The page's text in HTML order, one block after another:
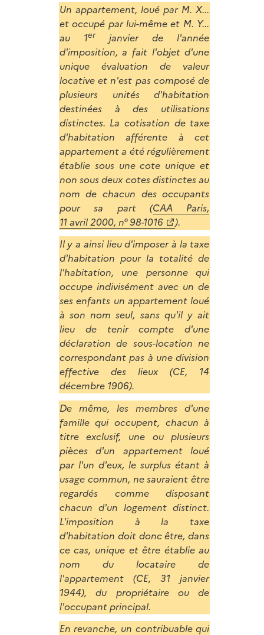
Un appartement, loué par M. X...
et occupé par lui-même et M. Y...
au 1er janvier de l'année
d'imposition, a fait l'objet d'une
unique évaluation de valeur
locative et n'est pas composé de
plusieurs unités d'habitation
destinées à des utilisations
distinctes. La cotisation de taxe
d'habitation afférente à cet
appartement a été régulièrement
établie sous une cote unique et
non sous deux cotes distinctes au
nom de chacun des occupants
pour sa part (CAA Paris,
11 avril 2000, n° 98-1016
).
Il y a ainsi lieu d'imposer à la taxe
d'habitation pour la totalité de
l'habitation, une personne qui
occupe indivisément avec un de
ses enfants un appartement loué
à son nom seul, sans qu'il y ait
lieu de tenir compte d'une
déclaration de sous-location ne
correspondant pas à une division
effective des lieux (CE, 14
décembre 1906).
De même, les membres d'une
famille qui occupent, chacun à
titre exclusif, une ou plusieurs
pièces d'un appartement loué
par l'un d'eux, le surplus étant à
usage commun, ne sauraient être
regardés comme disposant
chacun d'un logement distinct.
L'imposition à la taxe
d'habitation doit donc être, dans
ce cas, unique et être établie au
nom du locataire de
l'appartement (CE, 31 janvier
1944), du propriétaire ou de
l'occupant principal.
En revanche, un contribuable qui